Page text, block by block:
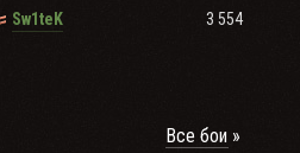
Sw1teK 3 554
Все бои